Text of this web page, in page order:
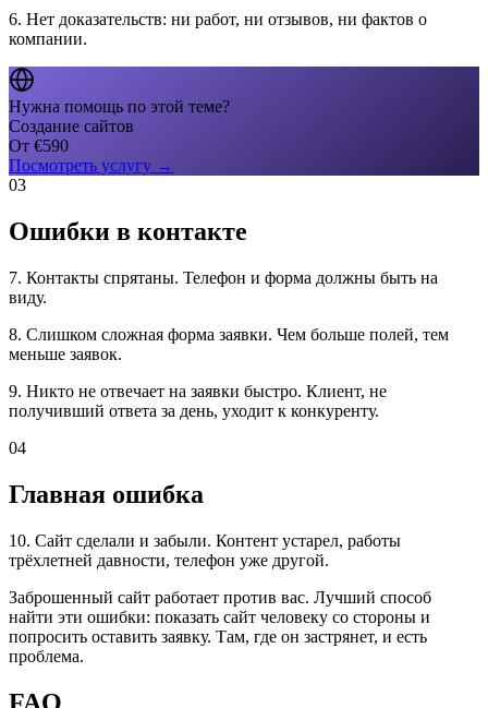
6. Нет доказательств: ни работ, ни отзывов, ни фактов о
компании.
Нужна помощь по этой теме?
Создание сайтов
От €590
Посмотреть услугу →
03
Ошибки в контакте
7. Контакты спрятаны. Телефон и форма должны быть на
виду.
8. Слишком сложная форма заявки. Чем больше полей, тем
меньше заявок.
9. Никто не отвечает на заявки быстро. Клиент, не
получивший ответа за день, уходит к конкуренту.
04
Главная ошибка
10. Сайт сделали и забыли. Контент устарел, работы
трёхлетней давности, телефон уже другой.
Заброшенный сайт работает против вас. Лучший способ
найти эти ошибки: показать сайт человеку со стороны и
попросить оставить заявку. Там, где он застрянет, и есть
проблема.